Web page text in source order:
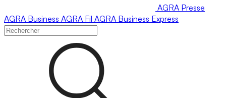
AGRA Presse
AGRA Business AGRA Fil AGRA Business Express